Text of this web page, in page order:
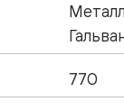
770